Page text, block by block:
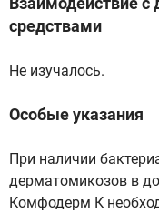
средствами
Не изучалось.
Особые указания
При наличии
дерматомикозов в
Комфодерм К